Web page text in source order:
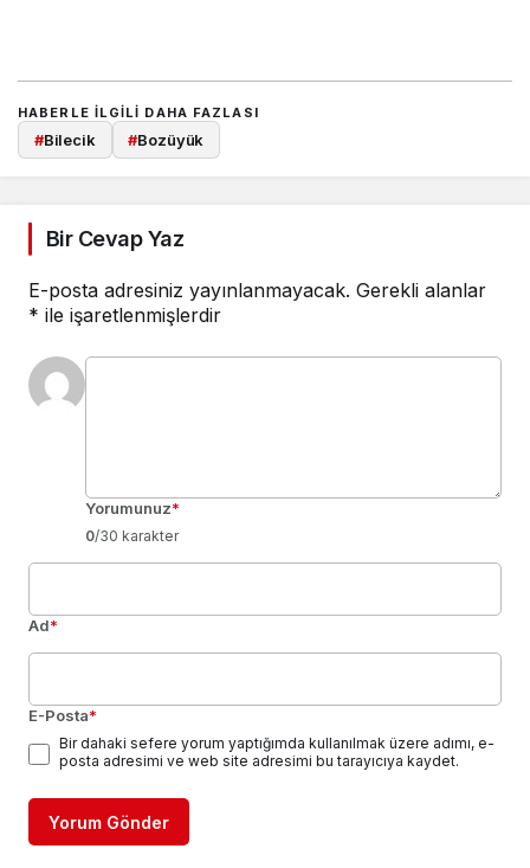
HABERLE ILGILI DAHA FAZLASI
#Bilecik #Bozüyük
Bir Cevap Yaz
E-posta adresiniz yayınlanmayacak. Gerekli alanlar
* ile işaretlenmişlerdir
Yorumunuz*
0/30 karakter
Ad*
E-Posta*
Bir dahaki sefere yorum yaptığımda kullanılmak üzere adımı, e-
posta adresimi ve web site adresimi bu tarayıcıya kaydet.
Yorum Gönder